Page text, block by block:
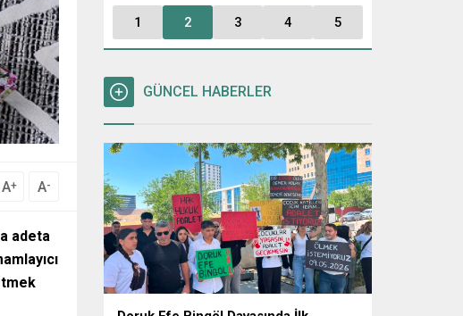
A+ A-
adeta
1 2 3 4 5
GÜNCEL HABERLER